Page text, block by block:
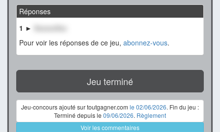
Réponses
1 ►
XxxxxxXxx
Pour voir les réponses de ce jeu, abonnez-vous.
Jeu terminé
Jeu-concours ajouté sur toutgagner.com le 02/06/2026. Fin du jeu :
Terminé depuis le 09/06/2026. Règlement
Voir les commentaires